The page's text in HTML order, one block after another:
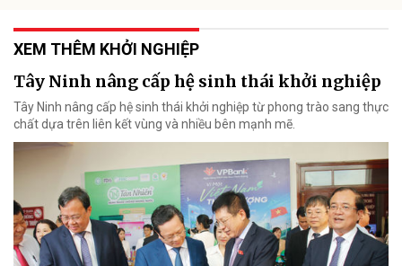
XEM THÊM KHỞI NGHIỆP
Tây Ninh nâng cấp hệ sinh thái khởi nghiệp
Tây Ninh nâng cấp hệ sinh thái khởi nghiệp từ phong trào sang thực
chất dựa trên liên kết vùng và nhiều bên mạnh mẽ.